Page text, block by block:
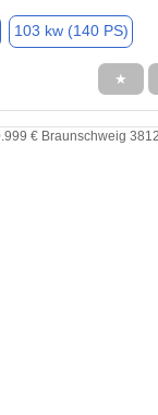
103 kw (140 PS)
★